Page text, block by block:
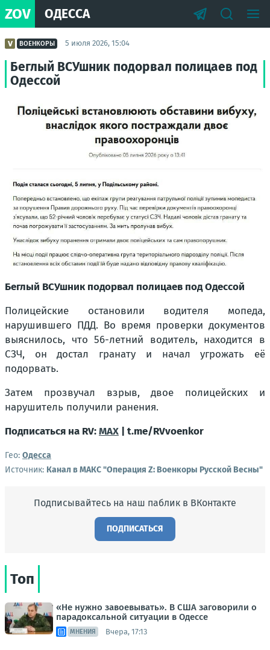
ZOV ОДЕССА
ВОЕНКОРЫ 5 июля 2026, 15:04
Беглый ВСУшник подорвал полицаев под
Одессой
Беглый ВСУшник подорвал полицаев под Одессой
Полицейские остановили водителя мопеда,
нарушившего ПДД. Во время проверки документов
выяснилось, что 56-летний водитель, находится в
СЗЧ, он достал гранату и начал угрожать её
подорвать.
Затем прозвучал взрыв, двое полицейских и
нарушитель получили ранения.
Подписаться на RV:MAX | t.me/RVvoenkor
Гео: Одесса
Источник: Канал в МАКС "Операция Z: Военкоры Русской Весны"
Подписывайтесь на наш паблик в ВКонтакте
ПОДПИСАТЬСЯ
Топ
«Не нужно завоевывать». В США заговорили о
парадоксальной ситуации в Одессе
МНЕНИЯ Вчера, 17:13